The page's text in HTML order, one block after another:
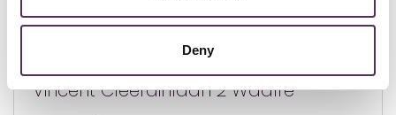
Deny
Vincent Cleerdinlaan 2 Waalre